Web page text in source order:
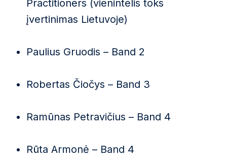
Practitioners (vienintelis toks
įvertinimas Lietuvoje)
Paulius Gruodis – Band 2
Robertas Čiočys – Band 3
Ramūnas Petravičius – Band 4
Rūta Armonė – Band 4